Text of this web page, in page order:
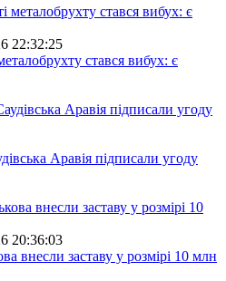
22:32:25
стався вибух: є
Аравія підписали угоду
20:36:03
внесли заставу у розмірі 10 млн